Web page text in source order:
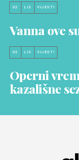
02 LIS VIJESTI
Vanna ove
02 LIS VIJESTI
Operni
kazališne